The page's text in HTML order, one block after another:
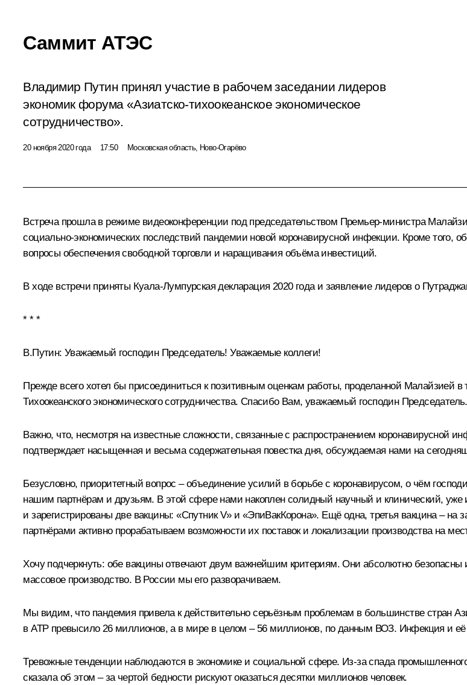
Саммит АТЭС
Владимир Путин принял участие в рабочем заседании лидеров
экономик форума «Азиатско-тихоокеанское экономическое
сотрудничество».
20 ноября 2020 года 17:50 Московская область, Ново-Огарёво
Встреча прошла в режиме видеоконференции под председательством Премьер-министра
социально-экономических последствий пандемии новой коронавирусной инфекции. Кроме того,
вопросы обеспечения свободной торговли и наращивания объёма инвестиций.
В ходе встречи приняты Куала-Лумпурская декларация 2020 года и заявление лидеров о
* * *
В.Путин: Уважаемый господин Председатель! Уважаемые коллеги!
Прежде всего хотел бы присоединиться к позитивным оценкам работы, проделанной Малайзией
Тихоокеанского экономического сотрудничества. Спасибо Вам, уважаемый господин Председатель.
Важно, что, несмотря на известные сложности, связанные с распространением коронавирусной
подтверждает насыщенная и весьма содержательная повестка дня, обсуждаемая нами на
Безусловно, приоритетный вопрос – объединение усилий в борьбе с коронавирусом, о чём
нашим партнёрам и друзьям. В этой сфере нами накоплен солидный научный и клинический, уже
и зарегистрированы две вакцины: «Спутник V» и «ЭпиВакКорона». Ещё одна, третья вакцина –
партнёрами активно прорабатываем возможности их поставок и локализации производства на
Хочу подчеркнуть: обе вакцины отвечают двум важнейшим критериям. Они абсолютно
массовое производство. В России мы его разворачиваем.
Мы видим, что пандемия привела к действительно серьёзным проблемам в большинстве стран
в АТР превысило 26 миллионов, а в мире в целом – 56 миллионов, по данным ВОЗ. Инфекция и
Тревожные тенденции наблюдаются в экономике и социальной сфере. Из-за спада
сказала об этом – за чертой бедности рискуют оказаться десятки миллионов человек.